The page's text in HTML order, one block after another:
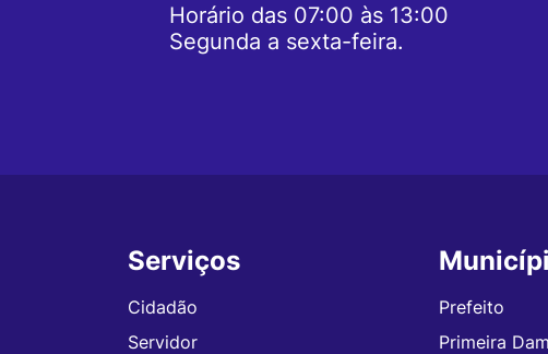
Horário das 07:00 às 13:00
Segunda a sexta-feira.
Seção do Rodapé e Contato
Serviços
Cidadão
Servidor
Prefeito
Primeira